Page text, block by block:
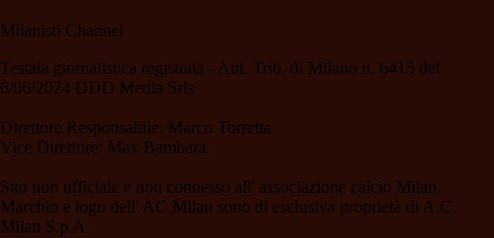
Milanisti Channel
Testata giornalistica registrata - Aut. Trib. di Milano n. 6415 del
6/06/2024 DDD Media Srls
Direttore Responsabile: Marco Torretta
Vice Direttore: Max Bambara.
Sito non ufficiale e non connesso all' associazione calcio Milan.
Marchio e logo dell' AC Milan sono di esclusiva proprietà di A.C.
Milan S.p.A.